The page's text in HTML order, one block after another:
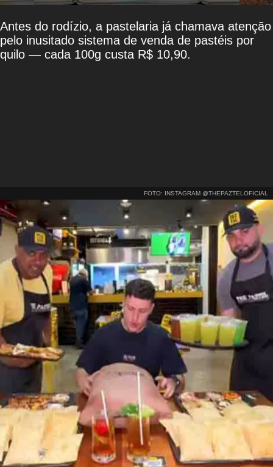
Antes do rodízio, a pastelaria já chamava atenção
pelo inusitado sistema de venda de pastéis por
quilo — cada 100g custa R$ 10,90.
FOTO: INSTAGRAM @THEPAZTELOFICIAL